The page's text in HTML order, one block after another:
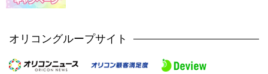
オリコングループサイト